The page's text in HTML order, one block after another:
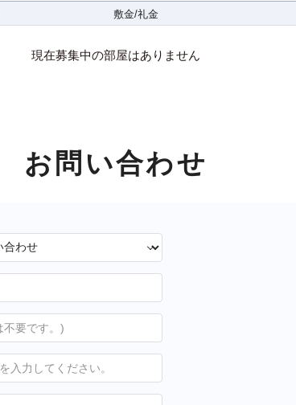
敷金/礼金
現在募集中の部屋はありません
お問い合わせ